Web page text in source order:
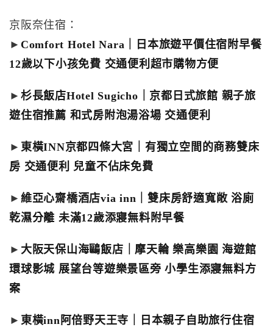
京阪奈住宿：
► Comfort Hotel Nara｜日本旅遊平價住宿附早餐
12歲以下小孩免費 交通便利超市購物方便
► 杉長飯店Hotel Sugicho｜京都日式旅館 親子旅
遊住宿推薦 和式房附泡湯浴場 交通便利
► 東橫INN京都四條大宮｜有獨立空間的商務雙床
房 交通便利 兒童不佔床免費
► 維亞心齋橋酒店via inn｜雙床房舒適寬敞 浴廁
乾濕分離 未滿12歲添寢無料附早餐
► 大阪天保山海鷗飯店｜摩天輪 樂高樂園 海遊館
環球影城 展望台等遊樂景區旁 小學生添寢無料方
案
► 東橫inn阿倍野天王寺｜日本親子自助旅行住宿